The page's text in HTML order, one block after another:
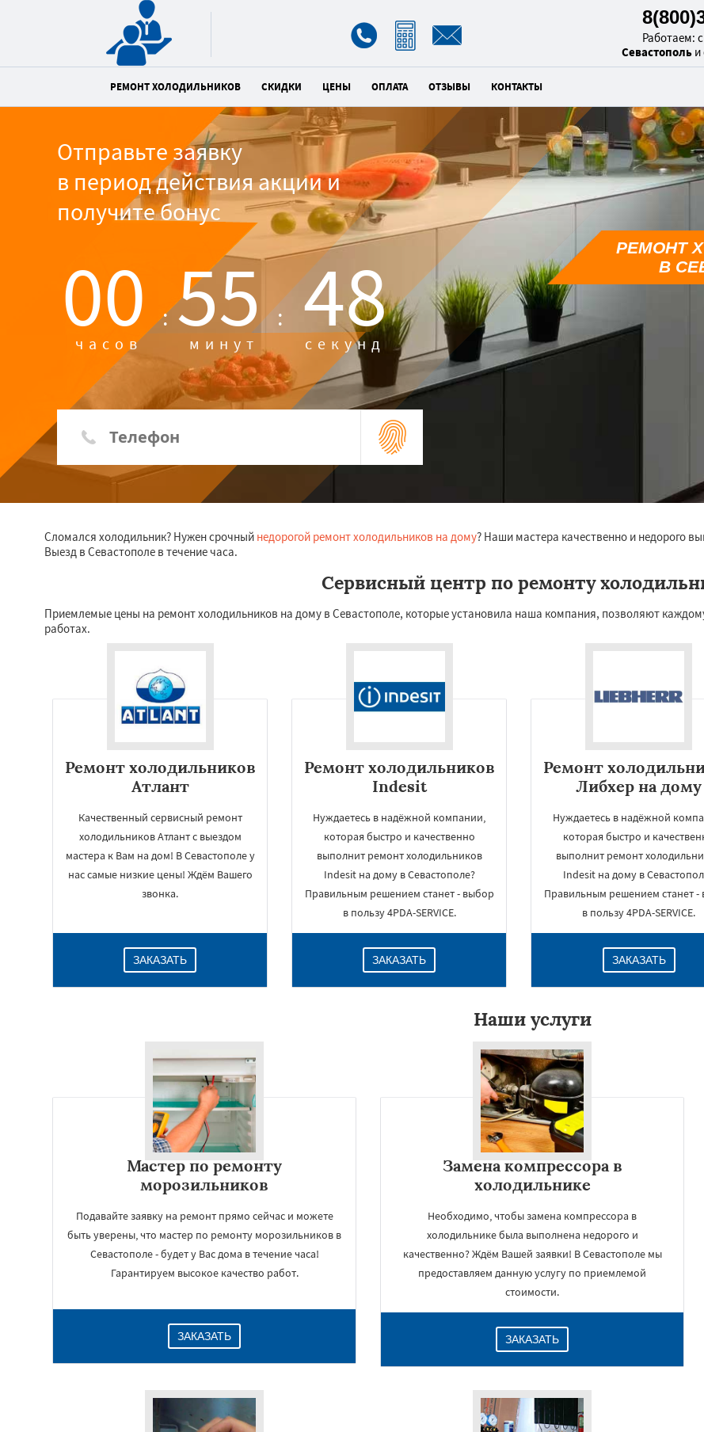
Работаем:
Севастополь и
РЕМОНТ ХОЛОДИЛЬНИКОВ СКИДКИ ЦЕНЫ ОПЛАТА ОТЗЫВЫ КОНТАКТЫ
Отправьте заявку
в период действия акции и
получите бонус
00 :
часов 55 :
минут 47
секунд
РЕМОНТ
В
Сломался холодильник? Нужен срочный недорогой ремонт холодильников на дому? Наши мастера качественно и недорого
Выезд в Севастополе в течение часа.
Сервисный центр по ремонту
Приемлемые цены на ремонт холодильников на дому в Севастополе, которые установила наша компания, позволяют
работах.
Ремонт холодильников
Атлант
Качественный сервисный ремонт
холодильников Атлант с выездом
мастера к Вам на дом! В Севастополе у
нас самые низкие цены! Ждём Вашего
звонка.
ЗАКАЗАТЬ
Ремонт холодильников
Indesit
Нуждаетесь в надёжной компании,
которая быстро и качественно
выполнит ремонт холодильников
Indesit на дому в Севастополе?
Правильным решением станет - выбор
в пользу 4PDA-SERVICE.
ЗАКАЗАТЬ
Ремонт
Либхер на дому
Нуждаетесь в надёжной
которая быстро и
выполнит ремонт
Indesit на дому в
Правильным решением станет -
в пользу 4PDA-SERVICE.
ЗАКАЗАТЬ
Наши услуги
Мастер по ремонту
морозильников
Подавайте заявку на ремонт прямо сейчас и можете
быть уверены, что мастер по ремонту морозильников в
Севастополе - будет у Вас дома в течение часа!
Гарантируем высокое качество работ.
ЗАКАЗАТЬ
Замена компрессора в
холодильнике
Необходимо, чтобы замена компрессора в
холодильнике была выполнена недорого и
качественно? Ждём Вашей заявки! В Севастополе мы
предоставляем данную услугу по приемлемой
стоимости.
ЗАКАЗАТЬ
×
Даю согласие на обработку персональных данных